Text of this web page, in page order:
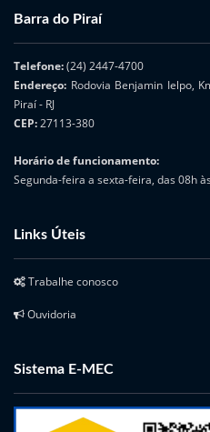
Barra do Piraí
Telefone:(24) 2447-4700
Endereço: Rodovia Benjamin Ielpo,
Piraí - RJ
CEP:27113-380
Horário de funcionamento:
Segunda-feira a sexta-feira, das 08h
Links Úteis
Trabalhe conosco
Ouvidoria
Sistema E-MEC